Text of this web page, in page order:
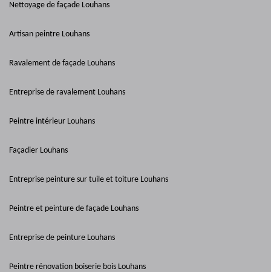
Nettoyage de façade Louhans
Artisan peintre Louhans
Ravalement de façade Louhans
Entreprise de ravalement Louhans
Peintre intérieur Louhans
Façadier Louhans
Entreprise peinture sur tuile et toiture Louhans
Peintre et peinture de façade Louhans
Entreprise de peinture Louhans
Peintre rénovation boiserie bois Louhans